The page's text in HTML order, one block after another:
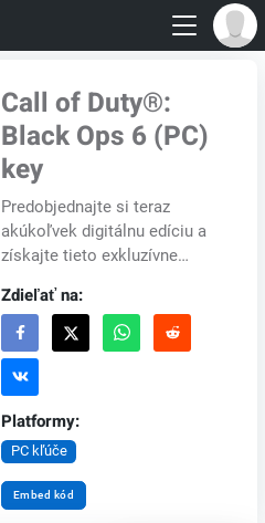
Call of Duty®:
Black Ops 6 (PC)
key
Predobjednajte si teraz
akúkoľvek digitálnu edíciu a
získajte tieto exkluzívne
otvorenej beta verzii*, balíku
Woods Operator...
Zdieľať na:
Platformy:
PC kľúče
Embed kód